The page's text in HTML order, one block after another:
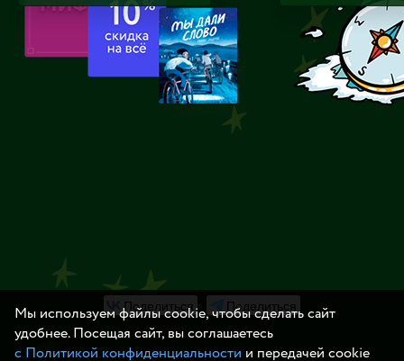
Поделиться Поделиться
Мы используем файлы cookie, чтобы сделать сайт
удобнее. Посещая сайт, вы соглашаетесь
с Политикой конфиденциальности и передачей cookie